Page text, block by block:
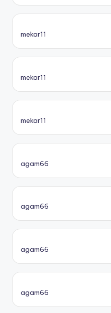
mekar11
mekar11
mekar11
agam66
agam66
agam66
agam66